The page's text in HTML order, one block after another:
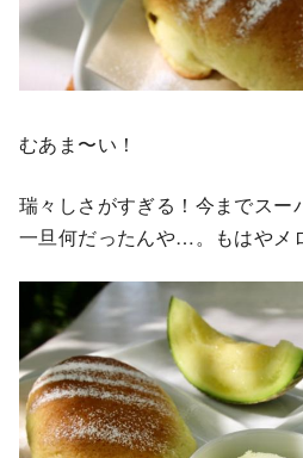
むあま〜い！
瑞々しさがすぎる！今までスー
一旦何だったんや…。もはやメ